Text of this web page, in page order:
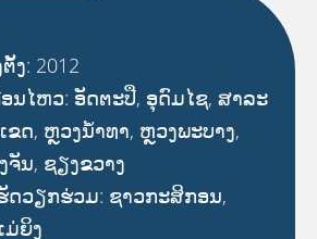
ງ: 2012
ນໄຫວ: ອັດຕະປື, ອຸດົມໄຊ, ສາລະ
ດ, ຫຼວງນໍ້າທາ, ຫຼວງພະບາງ,
ນ, ຊຽງຂວາງ
ດວຽກຮ່ວມ: ຊາວກະສິກອນ,
ຍິງ